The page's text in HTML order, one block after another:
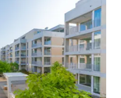
B Suhr
Immobilien